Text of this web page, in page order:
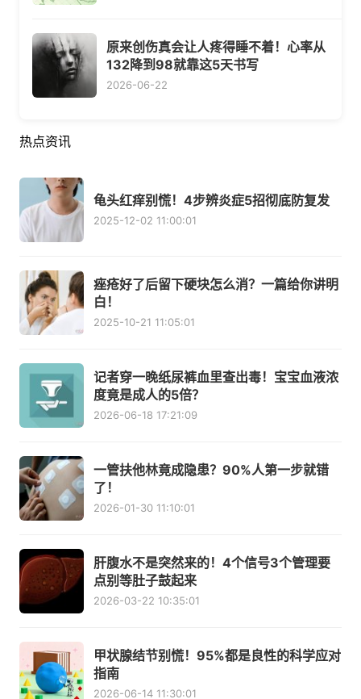
原来创伤真会让人疼得睡不着！心率从
132降到98就靠这5天书写
2026-06-22
热点资讯
龟头红痒别慌！4步辨炎症5招彻底防复发
2025-12-02 11:00:01
痤疮好了后留下硬块怎么消？一篇给你讲明
白！
2025-10-21 11:05:01
记者穿一晚纸尿裤血里查出毒！宝宝血液浓
度竟是成人的5倍？
2026-06-18 17:21:09
一管扶他林竟成隐患？90%人第一步就错
了！
2026-01-30 11:10:01
肝腹水不是突然来的！4个信号3个管理要
点别等肚子鼓起来
2026-03-22 10:35:01
甲状腺结节别慌！95%都是良性的科学应对
指南
2026-06-14 11:30:01